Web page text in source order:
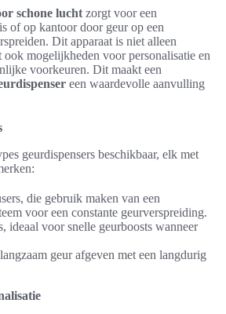
schone lucht zorgt voor een
of op kantoor door geur op een
Dit apparaat is niet alleen
mogelijkheden voor personalisatie en
voorkeuren. Dit maakt een
een waardevolle aanvulling
geurdispensers beschikbaar, elk met
die gebruik maken van een
voor een constante geurverspreiding.
ideaal voor snelle geurboosts wanneer
geur afgeven met een langdurig